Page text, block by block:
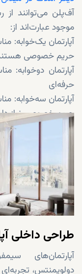
آف‌پلن می‌توانند از
موجود عبارت‌اند از:
آپارتمان یک‌خوابه:
حریم خصوصی
آپارتمان دوخوابه:
حرفه‌ای
آپارتمان سه‌خوابه:
حریم خصوصی نیاز
طراحی داخلی
آپارتمان‌های
دولوپمنتس،